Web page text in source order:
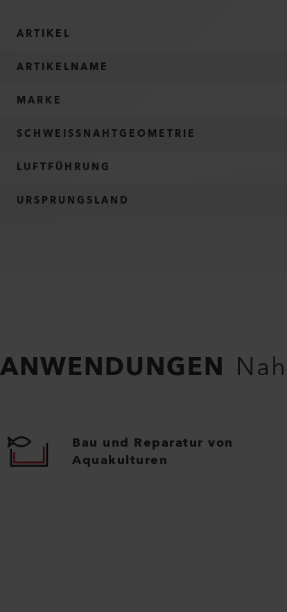
ARTIKEL
ARTIKELNAME
MARKE
SCHWEISSNAHTGEOMETRIE
LUFTFÜHRUNG
URSPRUNGSLAND
ANWENDUNGEN
Bau und Reparatur von
Aquakulturen